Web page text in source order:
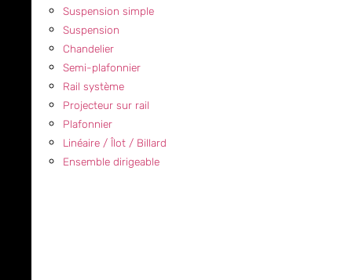
Suspension simple
Suspension
Chandelier
Semi-plafonnier
Rail système
Projecteur sur rail
Plafonnier
Linéaire / Îlot / Billard
Ensemble dirigeable